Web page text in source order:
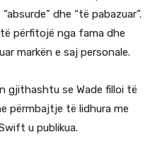
dhe “të pabazuar”.
përfitojë nga fama dhe
markën e saj personale.
gjithashtu se Wade filloi të
përmbajtje të lidhura me
u publikua.